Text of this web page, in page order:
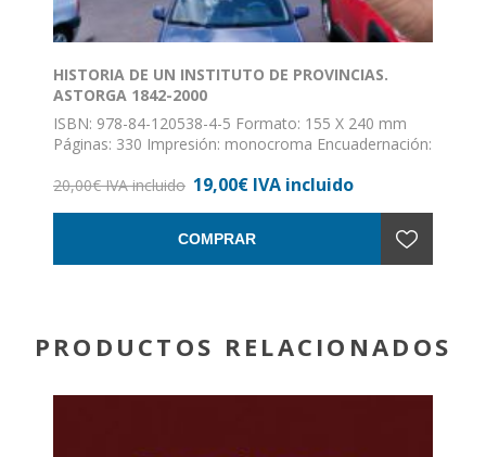
HISTORIA DE UN INSTITUTO DE PROVINCIAS.
ASTORGA 1842-2000
ISBN: 978-84-120538-4-5 Formato: 155 X 240 mm
Páginas: 330 Impresión: monocroma Encuadernación:
20,00€ IVA incluido 19,00€ IVA incluido
COMPRAR
PRODUCTOS RELACIONADOS